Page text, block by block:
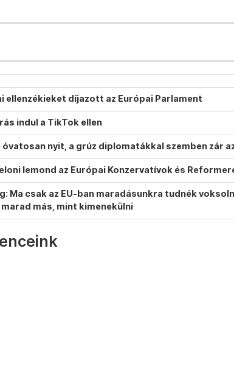
ellenzékieket díjazott az Európai Parlament
indul a TikTok ellen
óvatosan nyit, a grúz diplomatákkal szemben zár
lemond az Európai Konzervatívok és
Ma csak az EU-ban maradásunkra tudnék
marad más, mint kimenekülni